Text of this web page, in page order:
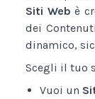
Siti Web è
dei
dinamico,
Scegli il tuo
Vuoi un